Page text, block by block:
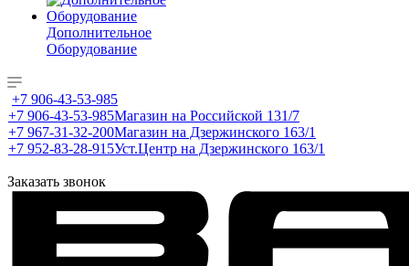
Дополнительное
Оборудование
+7 906-43-53-985
+7 906-43-53-985Магазин на Российской 131/7
+7 967-31-32-200Магазин на Дзержинского 163/1
+7 952-83-28-915Уст.Центр на Дзержинского 163/1
Заказать звонок